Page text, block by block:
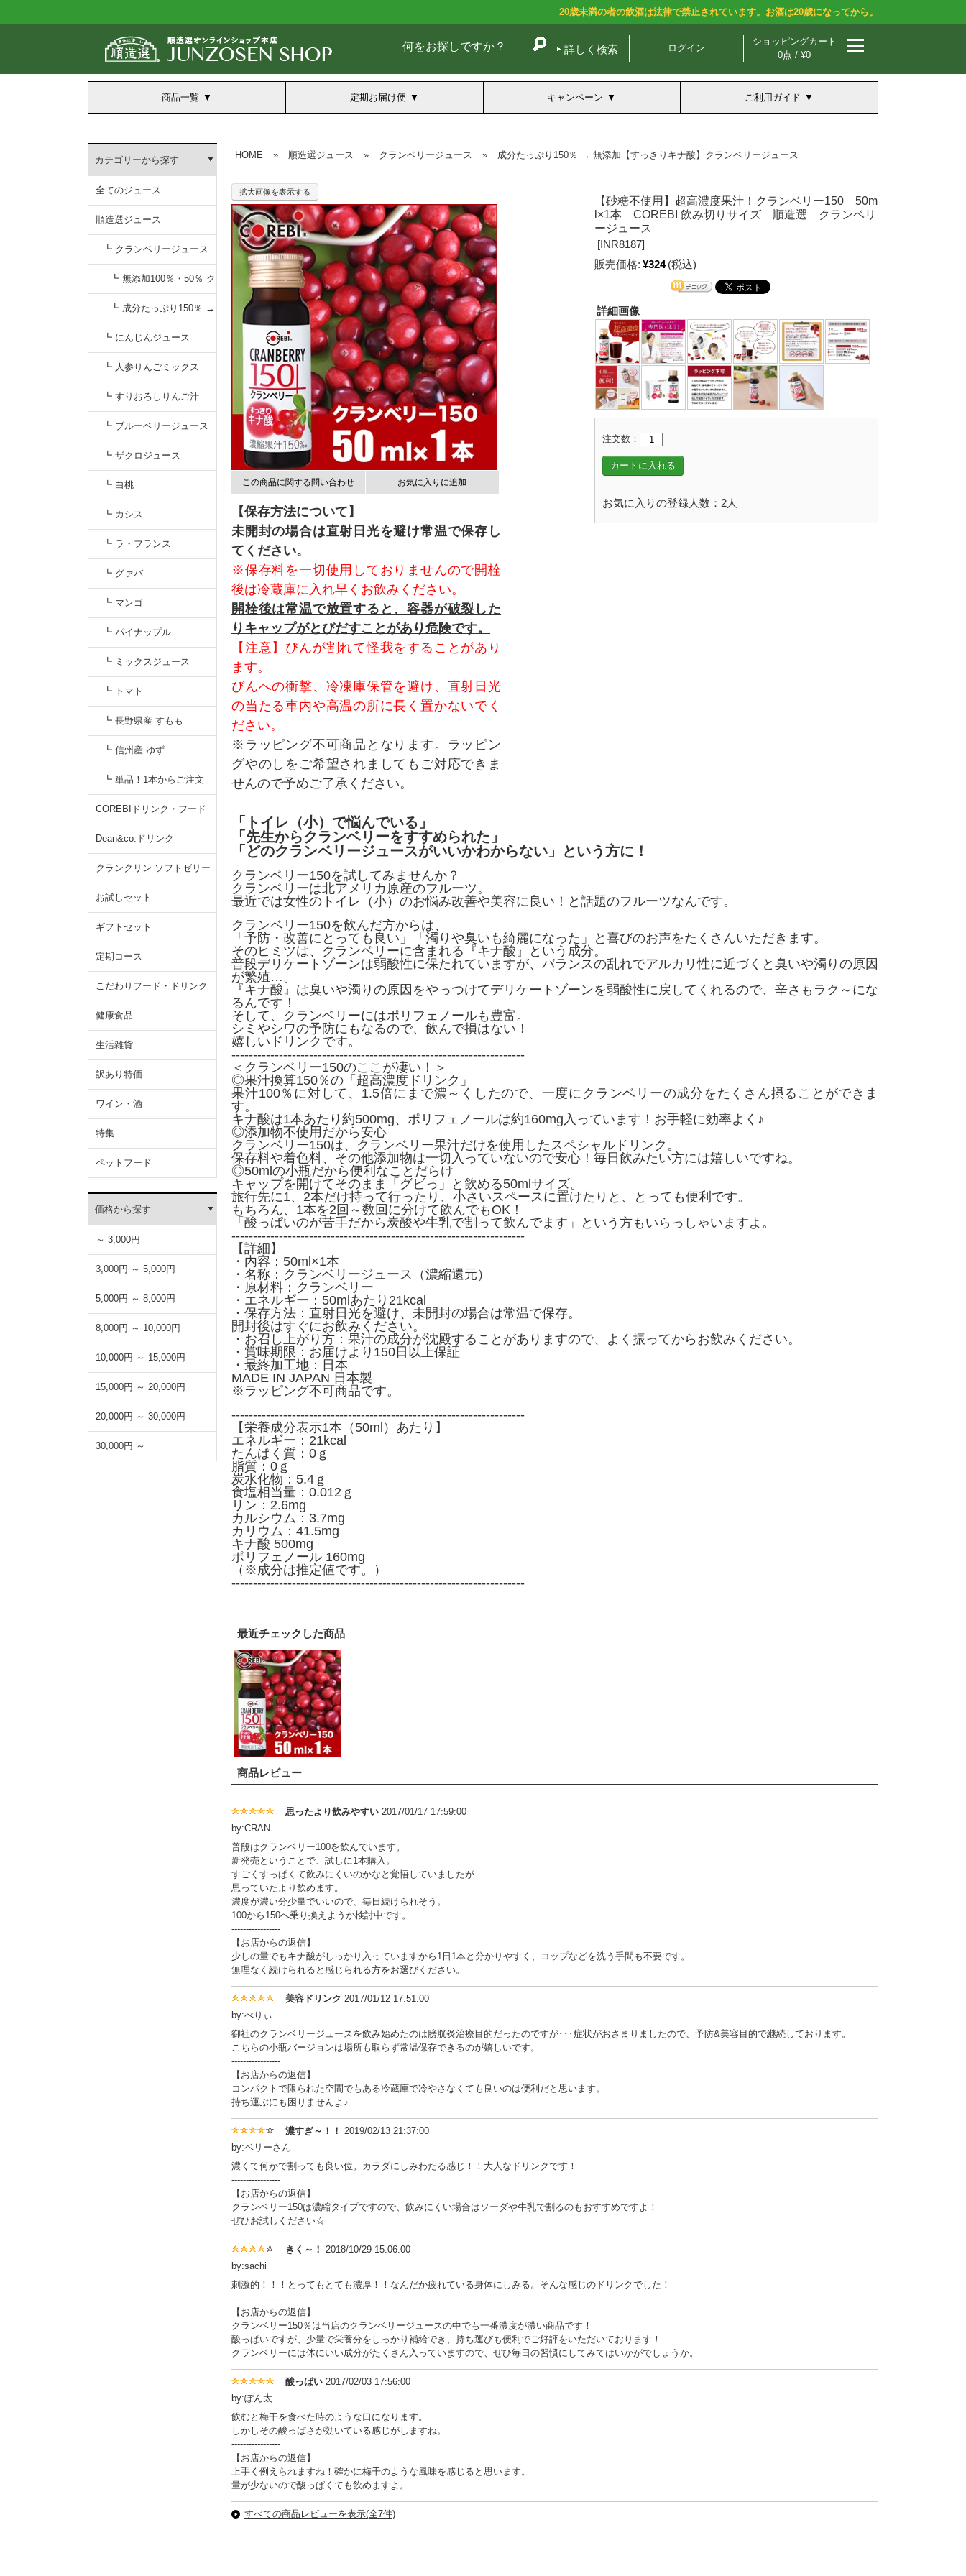
20歳未満の者の飲酒は法律で禁止されています。お酒は20歳になってから。
詳しく検索 ログイン
ショッピングカート
0点 / ¥0
商品一覧 定期お届け便 キャンペーン ご利用ガイド
カテゴリーから探す
全てのジュース
順造選ジュース
┗ クランベリージュース
┗ 無添加100％・50％ ク
ランベリージュース
┗ 成分たっぷり150％ →
無添加【すっきりキナ
酸】クランベリージュー
ス
┗ にんじんジュース
┗ 人参りんごミックス
┗ すりおろしりんご汁
┗ ブルーベリージュース
┗ ザクロジュース
┗ 白桃
┗ カシス
┗ ラ・フランス
┗ グァバ
┗ マンゴ
┗ パイナップル
┗ ミックスジュース
┗ トマト
┗ 長野県産 すもも
┗ 信州産 ゆず
┗ 単品！1本からご注文
COREBIドリンク・フード
Dean&co.ドリンク
クランクリン ソフトゼリー
お試しセット
ギフトセット
定期コース
こだわりフード・ドリンク
健康食品
生活雑貨
訳あり特価
ワイン・酒
特集
ペットフード
価格から探す
～ 3,000円
3,000円 ～ 5,000円
5,000円 ～ 8,000円
8,000円 ～ 10,000円
10,000円 ～ 15,000円
15,000円 ～ 20,000円
20,000円 ～ 30,000円
30,000円 ～
HOME » 順造選ジュース » クランベリージュース » 成分たっぷり150％ → 無添加【すっきりキナ酸】クランベリージュース
拡大画像を表示する
この商品に関する問い合わせ お気に入りに追加
【保存方法について】
未開封の場合は直射日光を避け常温で保存し
てください。
※保存料を一切使用しておりませんので開栓
後は冷蔵庫に入れ早くお飲みください。
開栓後は常温で放置すると、容器が破裂した
りキャップがとびだすことがあり危険です。
【注意】びんが割れて怪我をすることがあり
ます。
びんへの衝撃、冷凍庫保管を避け、直射日光
の当たる車内や高温の所に長く置かないでく
ださい。
※ラッピング不可商品となります。ラッピン
グやのしをご希望されましてもご対応できま
せんので予めご了承ください。
【砂糖不使用】超高濃度果汁！クランベリー150 50m
l×1本 COREBI 飲み切りサイズ 順造選 クランベリ
ージュース
[INR8187]
販売価格: ¥324 (税込)
詳細画像
注文数：
カートに入れる
お気に入りの登録人数：2人
「トイレ（小）で悩んでいる」
「先生からクランベリーをすすめられた」
「どのクランベリージュースがいいかわからない」という方に！
クランベリー150を試してみませんか？
クランベリーは北アメリカ原産のフルーツ。
最近では女性のトイレ（小）のお悩み改善や美容に良い！と話題のフルーツなんです。
クランベリー150を飲んだ方からは、
「予防・改善にとっても良い」「濁りや臭いも綺麗になった」と喜びのお声をたくさんいただきます。
そのヒミツは、クランベリーに含まれる『キナ酸』という成分。
普段デリケートゾーンは弱酸性に保たれていますが、バランスの乱れでアルカリ性に近づくと臭いや濁りの原因
が繁殖…。
『キナ酸』は臭いや濁りの原因をやっつけてデリケートゾーンを弱酸性に戻してくれるので、辛さもラク～にな
るんです！
そして、クランベリーにはポリフェノールも豊富。
シミやシワの予防にもなるので、飲んで損はない！
嬉しいドリンクです。
--------------------------------------------------------------------
＜クランベリー150のここが凄い！＞
◎果汁換算150％の「超高濃度ドリンク」
果汁100％に対して、1.5倍にまで濃～くしたので、一度にクランベリーの成分をたくさん摂ることができま
す。
キナ酸は1本あたり約500mg、ポリフェノールは約160mg入っています！お手軽に効率よく♪
◎添加物不使用だから安心
クランベリー150は、クランベリー果汁だけを使用したスペシャルドリンク。
保存料や着色料、その他添加物は一切入っていないので安心！毎日飲みたい方には嬉しいですね。
◎50mlの小瓶だから便利なことだらけ
キャップを開けてそのまま「グビっ」と飲める50mlサイズ。
旅行先に1、2本だけ持って行ったり、小さいスペースに置けたりと、とっても便利です。
もちろん、1本を2回～数回に分けて飲んでもOK！
「酸っぱいのが苦手だから炭酸や牛乳で割って飲んでます」という方もいらっしゃいますよ。
--------------------------------------------------------------------
【詳細】
・内容：50ml×1本
・名称：クランベリージュース（濃縮還元）
・原材料：クランベリー
・エネルギー：50mlあたり21kcal
・保存方法：直射日光を避け、未開封の場合は常温で保存。
開封後はすぐにお飲みください。
・お召し上がり方：果汁の成分が沈殿することがありますので、よく振ってからお飲みください。
・賞味期限：お届けより150日以上保証
・最終加工地：日本
MADE IN JAPAN 日本製
※ラッピング不可商品です。
--------------------------------------------------------------------
【栄養成分表示1本（50ml）あたり】
エネルギー：21kcal
たんぱく質：0ｇ
脂質：0ｇ
炭水化物：5.4ｇ
食塩相当量：0.012ｇ
リン：2.6mg
カルシウム：3.7mg
カリウム：41.5mg
キナ酸 500mg
ポリフェノール 160mg
（※成分は推定値です。）
--------------------------------------------------------------------
最近チェックした商品
商品レビュー
思ったより飲みやすい 2017/01/17 17:59:00
by:CRAN
普段はクランベリー100を飲んでいます。
新発売ということで、試しに1本購入。
すごくすっぱくて飲みにくいのかなと覚悟していましたが
思っていたより飲めます。
濃度が濃い分少量でいいので、毎日続けられそう。
100から150へ乗り換えようか検討中です。
-----------------
【お店からの返信】
少しの量でもキナ酸がしっかり入っていますから1日1本と分かりやすく、コップなどを洗う手間も不要です。
無理なく続けられると感じられる方をお選びください。
美容ドリンク 2017/01/12 17:51:00
by:べりぃ
御社のクランベリージュースを飲み始めたのは膀胱炎治療目的だったのですが･･･症状がおさまりましたので、予防&美容目的で継続しております。
こちらの小瓶バージョンは場所も取らず常温保存できるのが嬉しいです。
-----------------
【お店からの返信】
コンパクトで限られた空間でもある冷蔵庫で冷やさなくても良いのは便利だと思います。
持ち運ぶにも困りませんよ♪
濃すぎ～！！ 2019/02/13 21:37:00
by:ベリーさん
濃くて何かで割っても良い位。カラダにしみわたる感じ！！大人なドリンクです！
-----------------
【お店からの返信】
クランベリー150は濃縮タイプですので、飲みにくい場合はソーダや牛乳で割るのもおすすめですよ！
ぜひお試しください☆
きく～！ 2018/10/29 15:06:00
by:sachi
刺激的！！！とってもとても濃厚！！なんだか疲れている身体にしみる。そんな感じのドリンクでした！
-----------------
【お店からの返信】
クランベリー150％は当店のクランベリージュースの中でも一番濃度が濃い商品です！
酸っぱいですが、少量で栄養分をしっかり補給でき、持ち運びも便利でご好評をいただいております！
クランベリーには体にいい成分がたくさん入っていますので、ぜひ毎日の習慣にしてみてはいかがでしょうか。
酸っぱい 2017/02/03 17:56:00
by:ぽん太
飲むと梅干を食べた時のような口になります。
しかしその酸っぱさが効いている感じがしますね。
-----------------
【お店からの返信】
上手く例えられますね！確かに梅干のような風味を感じると思います。
量が少ないので酸っぱくても飲めますよ。
すべての商品レビューを表示(全7件)